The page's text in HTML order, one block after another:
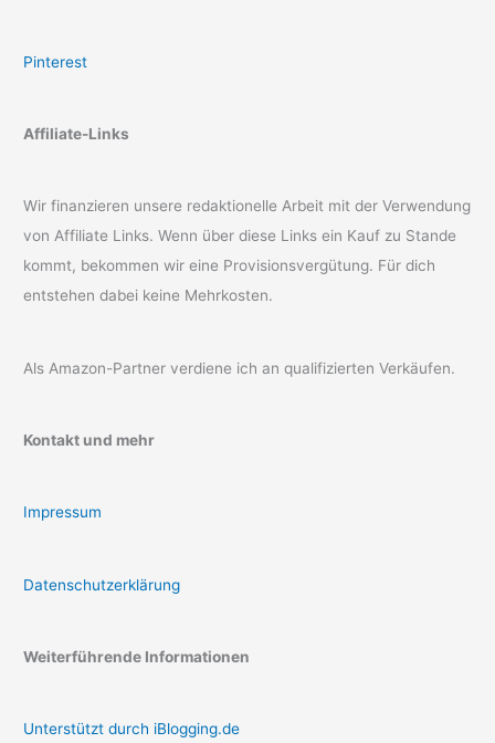
Pinterest
Affiliate-Links
Wir finanzieren unsere redaktionelle Arbeit mit der Verwendung
von Affiliate Links. Wenn über diese Links ein Kauf zu Stande
kommt, bekommen wir eine Provisionsvergütung. Für dich
entstehen dabei keine Mehrkosten.
Als Amazon-Partner verdiene ich an qualifizierten Verkäufen.
Kontakt und mehr
Impressum
Datenschutzerklärung
Weiterführende Informationen
Unterstützt durch iBlogging.de